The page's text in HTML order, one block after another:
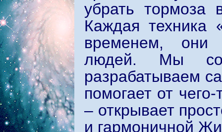
убрать тормоза
Каждая техника
временем, они
людей. Мы
разрабатываем
помогает от
– открывает
и гармоничной